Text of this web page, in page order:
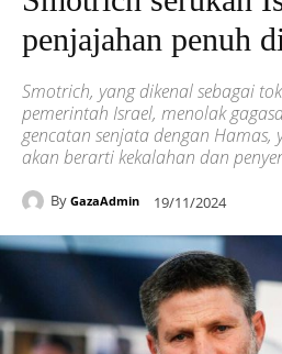
penjajahan penuh
Smotrich, yang dikenal sebagai
pemerintah Israel, menolak
gencatan senjata dengan
akan berarti kekalahan dan
By GazaAdmin 19/11/2024